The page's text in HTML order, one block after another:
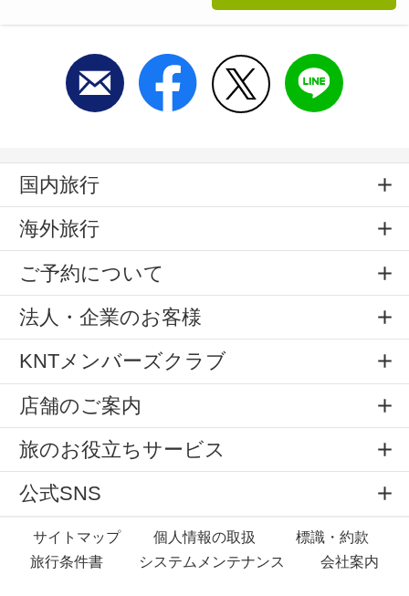
国内旅行
海外旅行
ご予約について
法人・企業のお客様
KNTメンバーズクラブ
店舗のご案内
旅のお役立ちサービス
公式SNS
サイトマップ 個人情報の取扱
標識・約款
旅行条件書
システムメンテナンス 会社案内